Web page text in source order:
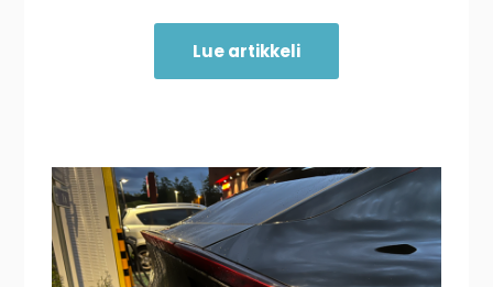
Lue artikkeli